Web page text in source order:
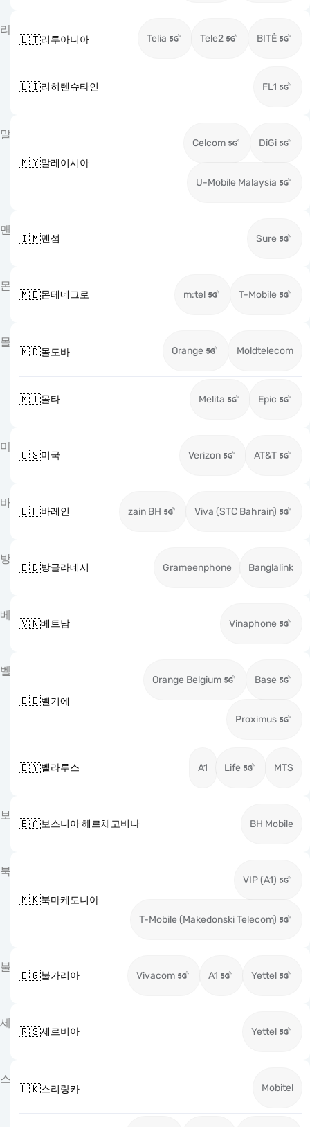
리
🇱🇹리투아니아 Telia Tele2 BITĖ
🇱🇮리히텐슈타인 FL1
말
🇲🇾말레이시아
Celcom DiGi
U-Mobile Malaysia
맨
🇮🇲맨섬 Sure
몬
🇲🇪몬테네그로 m:tel T-Mobile
몰
🇲🇩몰도바 Orange Moldtelecom
🇲🇹몰타 Melita Epic
미
🇺🇸미국 Verizon AT&T
바
🇧🇭바레인 zain BH Viva (STC Bahrain)
방
🇧🇩방글라데시 Grameenphone Banglalink
베
🇻🇳베트남 Vinaphone
벨
🇧🇪벨기에
Orange Belgium Base
Proximus
🇧🇾벨라루스 A1 Life MTS
보
🇧🇦보스니아 헤르체고비나 BH Mobile
북
🇲🇰북마케도니아
VIP (A1)
T-Mobile (Makedonski Telecom)
불
🇧🇬불가리아 Vivacom A1 Yettel
세
🇷🇸세르비아 Yettel
스
🇱🇰스리랑카 Mobitel